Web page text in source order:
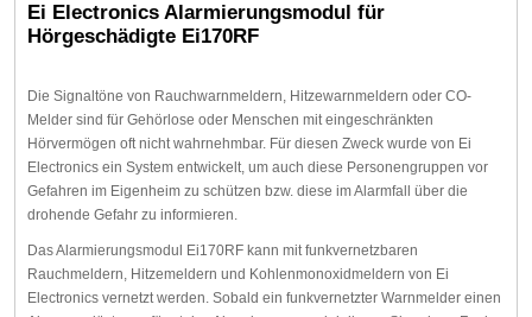
Ei Electronics Alarmierungsmodul für
Hörgeschädigte Ei170RF
Die Signaltöne von Rauchwarnmeldern, Hitzewarnmeldern oder CO-
Melder sind für Gehörlose oder Menschen mit eingeschränkten
Hörvermögen oft nicht wahrnehmbar. Für diesen Zweck wurde von Ei
Electronics ein System entwickelt, um auch diese Personengruppen vor
Gefahren im Eigenheim zu schützen bzw. diese im Alarmfall über die
drohende Gefahr zu informieren.
Das Alarmierungsmodul Ei170RF kann mit funkvernetzbaren
Rauchmeldern, Hitzemeldern und Kohlenmonoxidmeldern von Ei
Electronics vernetzt werden. Sobald ein funkvernetzter Warnmelder einen